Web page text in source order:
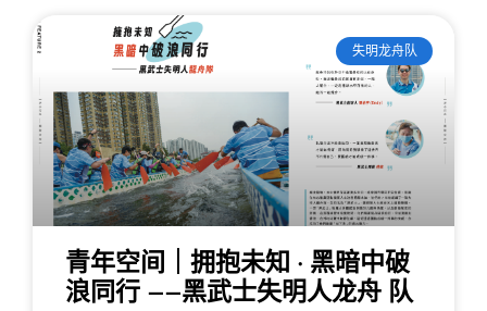
失明龙舟队
青年空间｜拥抱未知 · 黑暗中破
浪同行 ——黑武士失明人龙舟 队